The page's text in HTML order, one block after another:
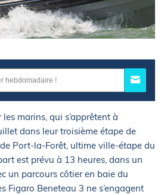
marins, qui s’apprêtent à
dans leur troisième étape de
Port-la-Forêt, ultime ville-étape du
est prévu à 13 heures, dans un
un parcours côtier en baie du
Figaro Beneteau 3 ne s’engagent